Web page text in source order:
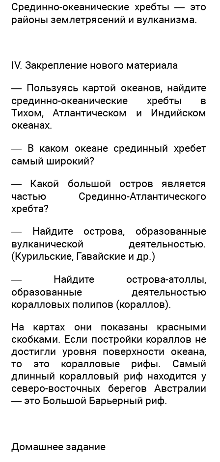
Срединно-океанические хребты — это
районы землетрясений и вулканизма.
IV. Закрепление нового материала
— Пользуясь картой океанов, найдите
срединно-океанические хребты в
Тихом, Атлантическом и Индийском
океанах.
— В каком океане срединный хребет
самый широкий?
— Какой большой остров является
частью Срединно-Атлантического
хребта?
— Найдите острова, образованные
вулканической деятельностью.
(Курильские, Гавайские и др.)
— Найдите острова-атоллы,
образованные деятельностью
коралловых полипов (кораллов).
На картах они показаны красными
скобками. Если постройки кораллов не
достигли уровня поверхности океана,
то это коралловые рифы. Самый
длинный коралловый риф находится у
северо-восточных берегов Австралии
— это Большой Барьерный риф.
Домашнее задание